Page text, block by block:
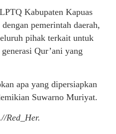
Kabupaten Kapuas
pemerintah daerah,
pihak terkait untuk
Qur’ani yang
apa yang dipersiapkan
Suwarno Muriyat.
Red_Her.